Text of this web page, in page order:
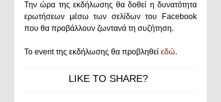
Την ώρα της εκδήλωσης θα δοθεί η δυνατότητα
ερωτήσεων μέσω των σελίδων του Facebook
που θα προβάλλουν ζωντανά τη συζήτηση.
Το event της εκδήλωσης θα προβληθεί εδώ.
LIKE TO SHARE?